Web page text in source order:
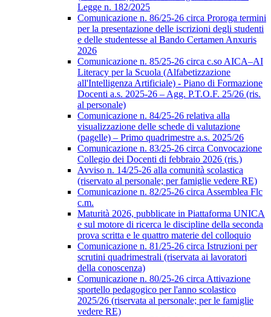
Legge n. 182/2025
Comunicazione n. 86/25-26 circa Proroga termini
per la presentazione delle iscrizioni degli studenti
e delle studentesse al Bando Certamen Anxuris
2026
Comunicazione n. 85/25-26 circa c.so AICA–AI
Literacy per la Scuola (Alfabetizzazione
all'Intelligenza Artificiale) - Piano di Formazione
Docenti a.s. 2025-26 – Agg. P.T.O.F. 25/26 (ris.
al personale)
Comunicazione n. 84/25-26 relativa alla
visualizzazione delle schede di valutazione
(pagelle) – Primo quadrimestre a.s. 2025/26
Comunicazione n. 83/25-26 circa Convocazione
Collegio dei Docenti di febbraio 2026 (ris.)
Avviso n. 14/25-26 alla comunità scolastica
(riservato al personale; per famiglie vedere RE)
Comunicazione n. 82/25-26 circa Assemblea Flc
c.m.
Maturità 2026, pubblicate in Piattaforma UNICA
e sul motore di ricerca le discipline della seconda
prova scritta e le quattro materie del colloquio
Comunicazione n. 81/25-26 circa Istruzioni per
scrutini quadrimestrali (riservata ai lavoratori
della conoscenza)
Comunicazione n. 80/25-26 circa Attivazione
sportello pedagogico per l'anno scolastico
2025/26 (riservata al personale; per le famiglie
vedere RE)